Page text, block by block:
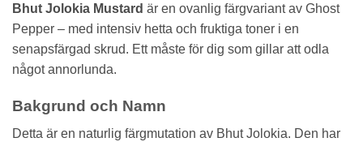
Bhut Jolokia Mustard är en ovanlig färgvariant av Ghost
Pepper – med intensiv hetta och fruktiga toner i en
senapsfärgad skrud. Ett måste för dig som gillar att odla
något annorlunda.
Bakgrund och Namn
Detta är en naturlig färgmutation av Bhut Jolokia. Den har